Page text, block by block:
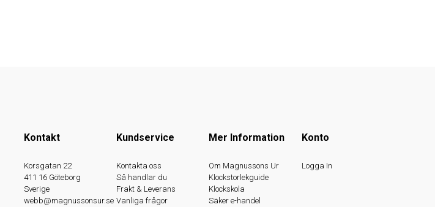
Kontakt
Korsgatan 22
411 16 Göteborg
Sverige
webb@magnussonsur.se
Kundservice
Kontakta oss
Så handlar du
Frakt & Leverans
Vanliga frågor
Mer Information
Om Magnussons Ur
Klockstorlekguide
Klockskola
Säker e-handel
Konto
Logga In